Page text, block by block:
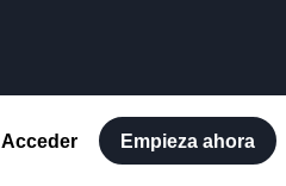
Acceder Empieza ahora